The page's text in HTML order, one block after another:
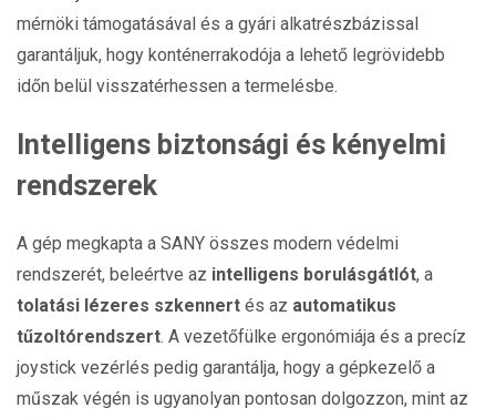
mérnöki támogatásával és a gyári alkatrészbázissal
garantáljuk, hogy konténerrakodója a lehető legrövidebb
időn belül visszatérhessen a termelésbe.
Intelligens biztonsági és kényelmi
rendszerek
A gép megkapta a SANY összes modern védelmi
rendszerét, beleértve az intelligens borulásgátlót, a
tolatási lézeres szkennert és az automatikus
tűzoltórendszert. A vezetőfülke ergonómiája és a precíz
joystick vezérlés pedig garantálja, hogy a gépkezelő a
műszak végén is ugyanolyan pontosan dolgozzon, mint az